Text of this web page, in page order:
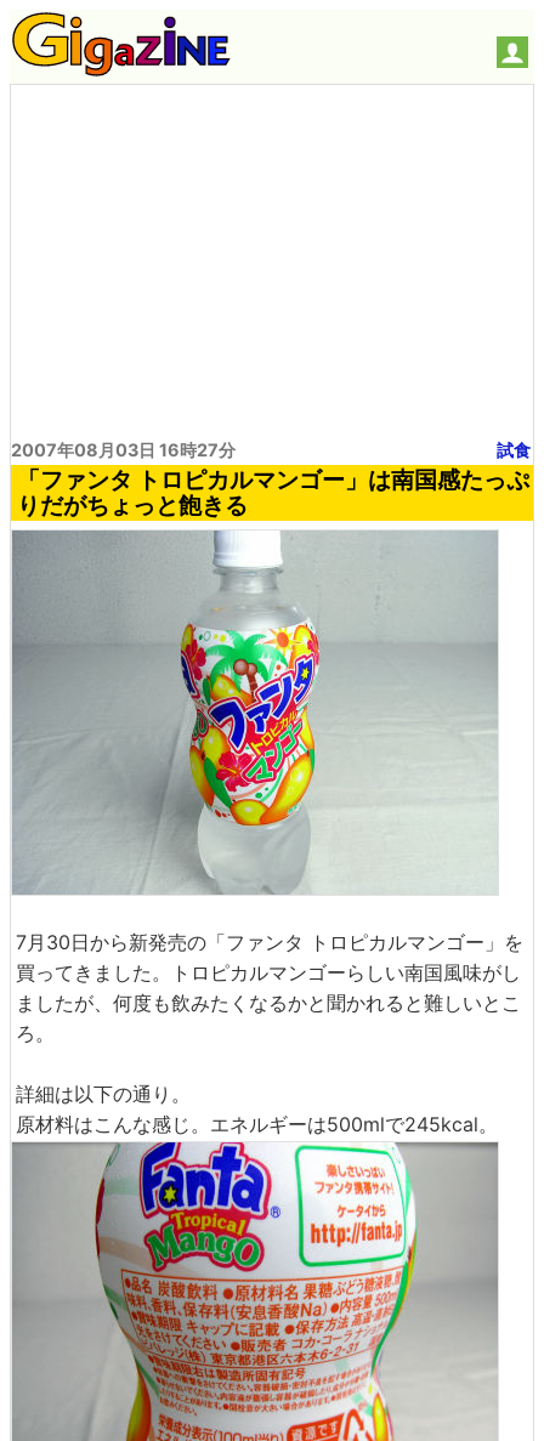
2007年08月03日 16時27分 試食
「ファンタ トロピカルマンゴー」は南国感たっぷ
りだがちょっと飽きる
7月30日から新発売の「ファンタ トロピカルマンゴー」を
買ってきました。トロピカルマンゴーらしい南国風味がし
ましたが、何度も飲みたくなるかと聞かれると難しいとこ
ろ。
詳細は以下の通り。
原材料はこんな感じ。エネルギーは500mlで245kcal。